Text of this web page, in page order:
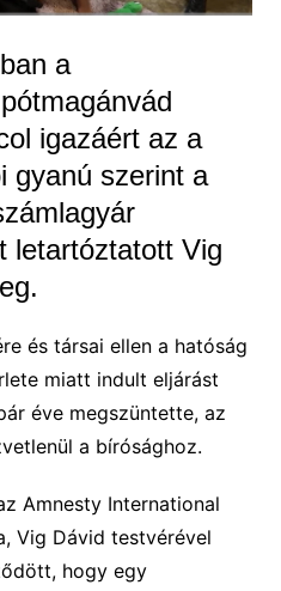
a
igazáért az a
gyanú szerint a
letartóztatott Vig
és társai ellen a hatóság
miatt indult eljárást
éve megszüntette, az
a bírósághoz.
Amnesty International
Vig Dávid testvérével
hogy egy